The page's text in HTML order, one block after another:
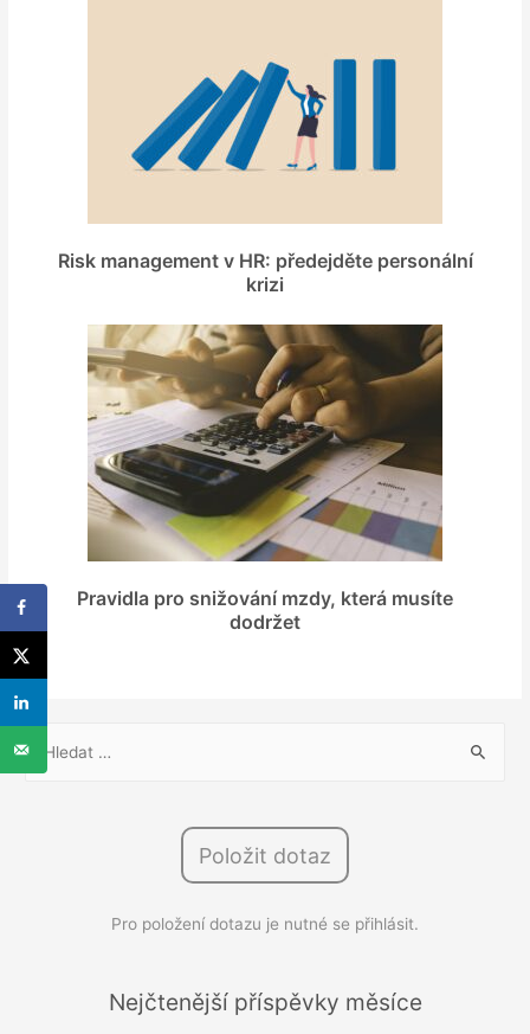
Risk management v HR: předejděte personální
krizi
Pravidla pro snižování mzdy, která musíte
dodržet
Položit dotaz
Pro položení dotazu je nutné se přihlásit.
Nejčtenější příspěvky měsíce